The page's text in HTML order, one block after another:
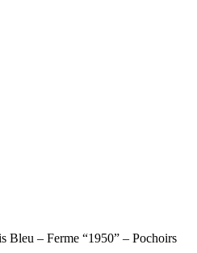
Bleu – Ferme “1950” – Pochoirs